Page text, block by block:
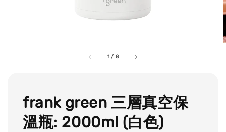
1 / 8
frank green 三層真空保
溫瓶: 2000ml (白色)